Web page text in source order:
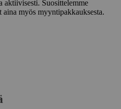
aktiivisesti. Suosittelemme
aina myös myyntipakkauksesta.